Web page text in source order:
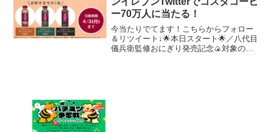
ー70万人に当たる！
今当たりでてます！こちらからフォロー
＆リツイート↓🌟本日スタート🌟／八代目
儀兵衛監修おにぎり発売記念🍙対象のコ